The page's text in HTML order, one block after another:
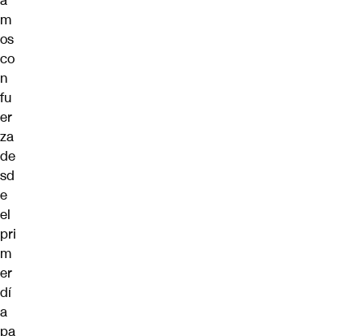
m
os
co
n
fu
er
za
de
sd
e
el
pri
m
er
dí
a
pa